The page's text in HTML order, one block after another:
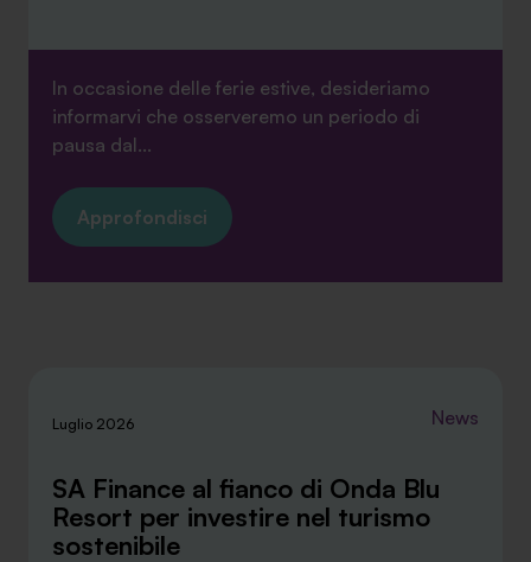
In occasione delle ferie estive, desideriamo
informarvi che osserveremo un periodo di
pausa dal...
Approfondisci
Luglio 2026 News
SA Finance al fianco di Onda Blu
Resort per investire nel turismo
sostenibile